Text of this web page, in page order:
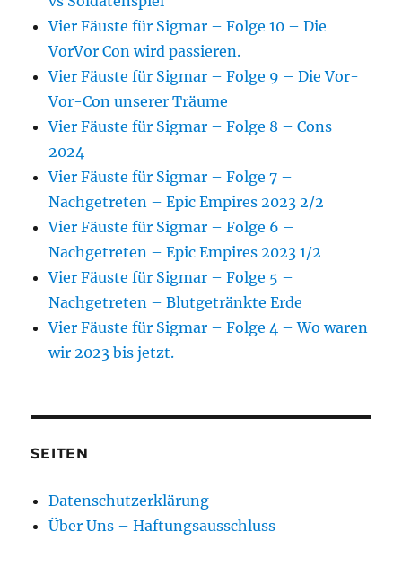
Vier Fäuste für Sigmar – Folge 10 – Die
VorVor Con wird passieren.
Vier Fäuste für Sigmar – Folge 9 – Die Vor-
Vor-Con unserer Träume
Vier Fäuste für Sigmar – Folge 8 – Cons
2024
Vier Fäuste für Sigmar – Folge 7 –
Nachgetreten – Epic Empires 2023 2/2
Vier Fäuste für Sigmar – Folge 6 –
Nachgetreten – Epic Empires 2023 1/2
Vier Fäuste für Sigmar – Folge 5 –
Nachgetreten – Blutgetränkte Erde
Vier Fäuste für Sigmar – Folge 4 – Wo waren
wir 2023 bis jetzt.
SEITEN
Datenschutzerklärung
Über Uns – Haftungsausschluss